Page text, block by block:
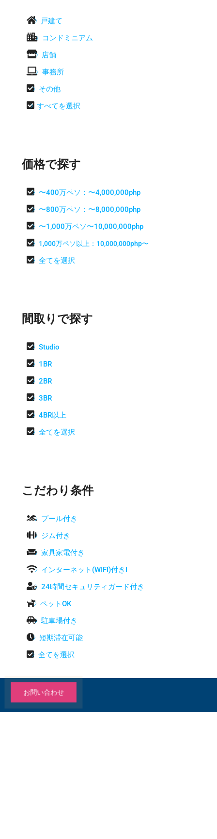

戸建て

コンドミニアム
 店舗
 事務所
 その他
 すべてを選択
価格で探す
 〜400万ペソ：〜4,000,000php
 〜800万ペソ：〜8,000,000php
 〜1,000万ペソ〜10,000,000php

1,000万ペソ以上：10,000,000php〜
 全てを選択
間取りで探す
 Studio
 1BR
 2BR
 3BR
 4BR以上
 全てを選択
こだわり条件
 プール付き
 ジム付き
 家具家電付き
 インターネット(WIFI)付きI
 24時間セキュリティガード付き
 ペットOK
 駐車場付き
 短期滞在可能
 全てを選択
お問い合わせ